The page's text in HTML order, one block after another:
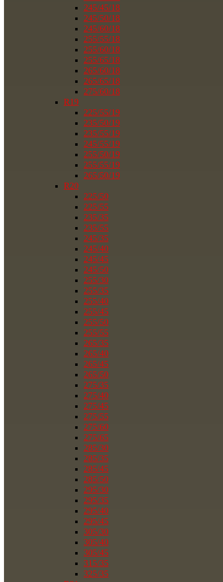
245/45/18
245/50/18
245/60/18
255/55/18
255/60/18
255/65/18
265/60/18
265/65/18
275/60/18
R19
225/55/19
235/50/19
235/55/19
245/55/19
255/50/19
255/55/19
265/50/19
R20
225/50
225/55
235/35
235/55
245/35
245/40
245/45
245/50
255/30
255/35
255/40
255/45
255/50
255/55
265/35
265/40
265/45
265/50
275/35
275/40
275/45
275/55
275/60
275/65
285/30
285/35
285/45
285/50
295/30
295/35
295/40
295/45
305/30
305/40
305/45
315/35
325/35